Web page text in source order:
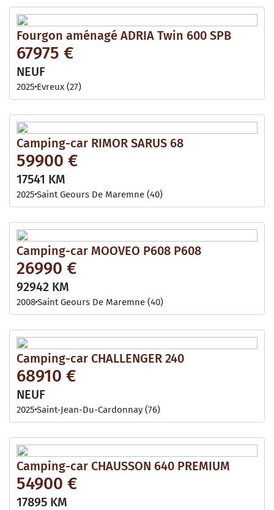
Fourgon aménagé ADRIA Twin 600 SPB
67975 €
NEUF
2025 Evreux (27)
Camping-car RIMOR SARUS 68
59900 €
17541 KM
2025 Saint Geours De Maremne (40)
Camping-car MOOVEO P608 P608
26990 €
92942 KM
2008Saint Geours De Maremne (40)
Camping-car CHALLENGER 240
68910 €
NEUF
2025 Saint-Jean-Du-Cardonnay (76)
Camping-car CHAUSSON 640 PREMIUM
54900 €
17895 KM